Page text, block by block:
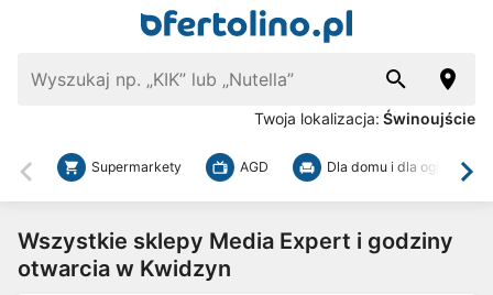
Twoja lokalizacja: Świnoujście
Wstecz
Supermarkety AGD Dla domu i dla ogrodu
Wszystkie sklepy Media Expert i godziny
otwarcia w Kwidzyn